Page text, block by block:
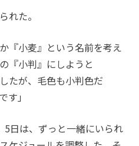
れた。
『小麦』という名前を考え
『小判』にしようと
たが、毛色も小判色だ
す」
日は、ずっと一緒にいられ